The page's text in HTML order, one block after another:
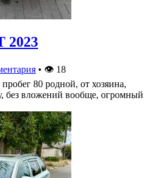
2023
• 👁 18
80 родной, от хозяина,
без вложений вообще, огромный